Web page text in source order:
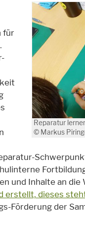
Reparatur
© Markus
für
und Inhalte an
erstellt, dieses
Förderung der